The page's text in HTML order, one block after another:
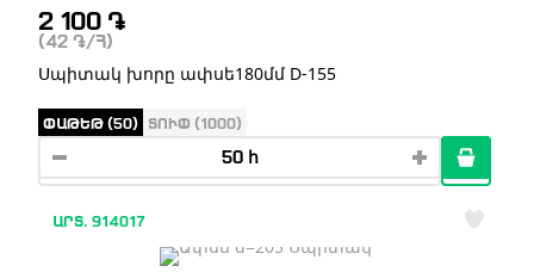
2 100 ֏
(42 ֏ /Հ)
Սպիտակ խորը ափսե180մմ D-155
ՓԱԹԵԹ (50) ՏՈՒՓ (1000)
ԱՐՏ. 914017